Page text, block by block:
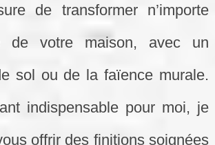
de transformer n’importe
de votre maison, avec un
sol ou de la faïence murale.
indispensable pour moi, je
offrir des finitions soignées